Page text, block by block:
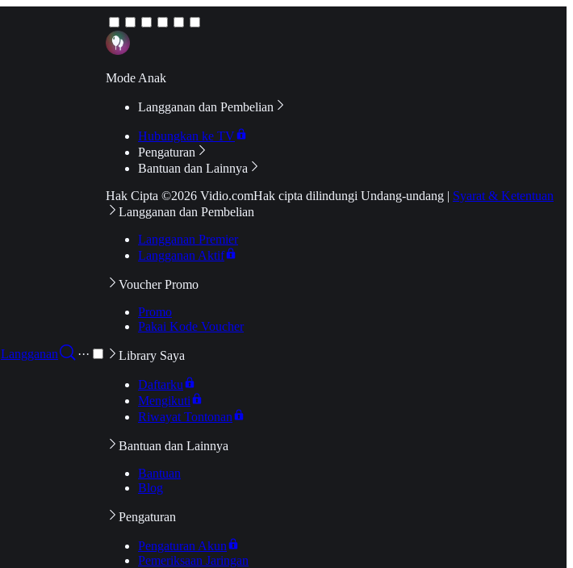
Langganan
···
Mode Anak
Langganan dan Pembelian
Hubungkan ke TV
Pengaturan
Bantuan dan Lainnya
Hak Cipta ©2026 Vidio.comHak cipta dilindungi Undang-undang | Syarat & Ketentuan
Langganan dan Pembelian
Langganan Premier
Langganan Aktif
Voucher Promo
Promo
Pakai Kode Voucher
Library Saya
Daftarku
Mengikuti
Riwayat Tontonan
Bantuan dan Lainnya
Bantuan
Blog
Pengaturan
Pengaturan Akun
Pemeriksaan Jaringan